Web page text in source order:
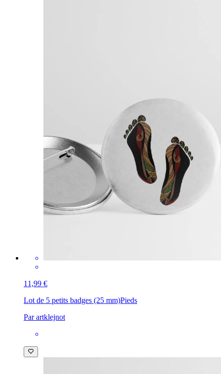
11,99 €
Lot de 5 petits badges (25 mm)Pieds
Par artklejnot